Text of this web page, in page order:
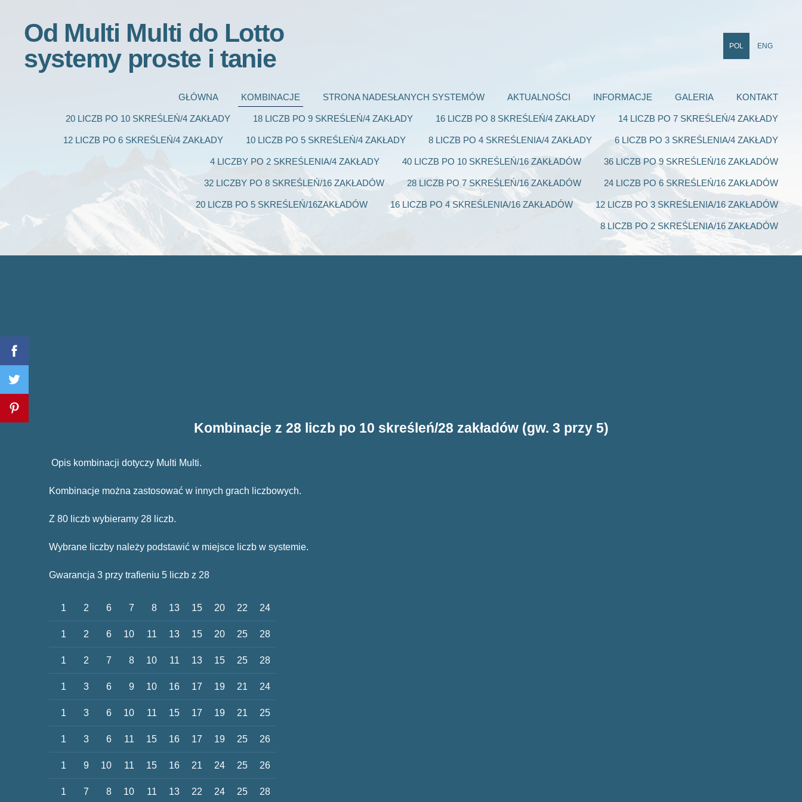
Od Multi Multi do Lotto
systemy proste i tanie
GŁÓWNA KOMBINACJE STRONA NADESŁANYCH SYSTEMÓW AKTUALNOŚCI INFORMACJE GALERIA KONTAKT
20 LICZB PO 10 SKREŚLEŃ/4 ZAKŁADY 18 LICZB PO 9 SKREŚLEŃ/4 ZAKŁADY 16 LICZB PO 8 SKREŚLEŃ/4 ZAKŁADY 14 LICZB PO 7 SKREŚLEŃ/4 ZAKŁADY
12 LICZB PO 6 SKREŚLEŃ/4 ZAKŁADY 10 LICZB PO 5 SKREŚLEŃ/4 ZAKŁADY 8 LICZB PO 4 SKREŚLENIA/4 ZAKŁADY 6 LICZB PO 3 SKREŚLENIA/4 ZAKŁADY
4 LICZBY PO 2 SKREŚLENIA/4 ZAKŁADY 40 LICZB PO 10 SKREŚLEŃ/16 ZAKŁADÓW 36 LICZB PO 9 SKREŚLEŃ/16 ZAKŁADÓW
32 LICZBY PO 8 SKREŚLEŃ/16 ZAKŁADÓW 28 LICZB PO 7 SKREŚLEŃ/16 ZAKŁADÓW 24 LICZB PO 6 SKREŚLEŃ/16 ZAKŁADÓW
20 LICZB PO 5 SKREŚLEŃ/16ZAKŁADÓW 16 LICZB PO 4 SKREŚLENIA/16 ZAKŁADÓW 12 LICZB PO 3 SKREŚLENIA/16 ZAKŁADÓW
8 LICZB PO 2 SKREŚLENIA/16 ZAKŁADÓW
POL ENG
Kombinacje z 28 liczb po 10 skreśleń/28 zakładów (gw. 3 przy 5)
Opis kombinacji dotyczy Multi Multi.
Kombinacje można zastosować w innych grach liczbowych.
Z 80 liczb wybieramy 28 liczb.
Wybrane liczby należy podstawić w miejsce liczb w systemie.
Gwarancja 3 przy trafieniu 5 liczb z 28
1 2 6 7 8 13 15 20 22 24
1 2 6 10 11 13 15 20 25 28
1 2 7 8 10 11 13 15 25 28
1 3 6 9 10 16 17 19 21 24
1 3 6 10 11 15 17 19 21 25
1 3 6 11 15 16 17 19 25 26
1 9 10 11 15 16 21 24 25 26
1 7 8 10 11 13 22 24 25 28